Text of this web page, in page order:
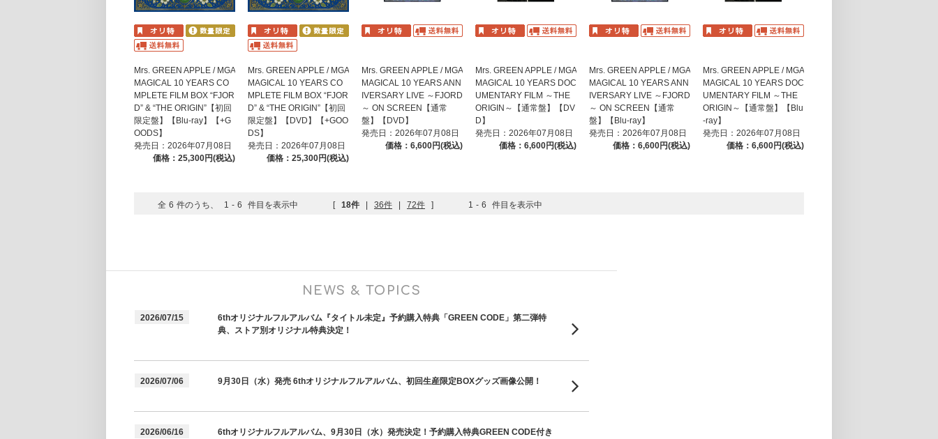
Mrs. GREEN APPLE / MGA
MAGICAL 10 YEARS CO
MPLETE FILM BOX “FJOR
D” & “THE ORIGIN”【初回
限定盤】【Blu-ray】【+G
OODS】
発売日：2026年07月08日
価格：25,300円(税込)
Mrs. GREEN APPLE / MGA
MAGICAL 10 YEARS CO
MPLETE FILM BOX “FJOR
D” & “THE ORIGIN”【初回
限定盤】【DVD】【+GOO
DS】
発売日：2026年07月08日
価格：25,300円(税込)
Mrs. GREEN APPLE / MGA
MAGICAL 10 YEARS ANN
IVERSARY LIVE ～FJORD
～ ON SCREEN【通常
盤】【DVD】
発売日：2026年07月08日
価格：6,600円(税込)
Mrs. GREEN APPLE / MGA
MAGICAL 10 YEARS DOC
UMENTARY FILM ～THE
ORIGIN～【通常盤】【DV
D】
発売日：2026年07月08日
価格：6,600円(税込)
Mrs. GREEN APPLE / MGA
MAGICAL 10 YEARS ANN
IVERSARY LIVE ～FJORD
～ ON SCREEN【通常
盤】【Blu-ray】
発売日：2026年07月08日
価格：6,600円(税込)
Mrs. GREEN APPLE / MGA
MAGICAL 10 YEARS DOC
UMENTARY FILM ～THE
ORIGIN～【通常盤】【Blu
-ray】
発売日：2026年07月08日
価格：6,600円(税込)
全 6 件のうち、 1 - 6 件目を表示中 [ 18件 | 36件 | 72件 ] 1 - 6 件目を表示中
NEWS & TOPICS
2026/07/15
6thオリジナルフルアルバム『タイトル未定』予約購入特典「GREEN CODE」第二弾特
典、ストア別オリジナル特典決定！
2026/07/06 9月30日（水）発売 6thオリジナルフルアルバム、初回生産限定BOXグッズ画像公開！
2026/06/16
6thオリジナルフルアルバム、9月30日（水）発売決定！予約購入特典GREEN CODE付き